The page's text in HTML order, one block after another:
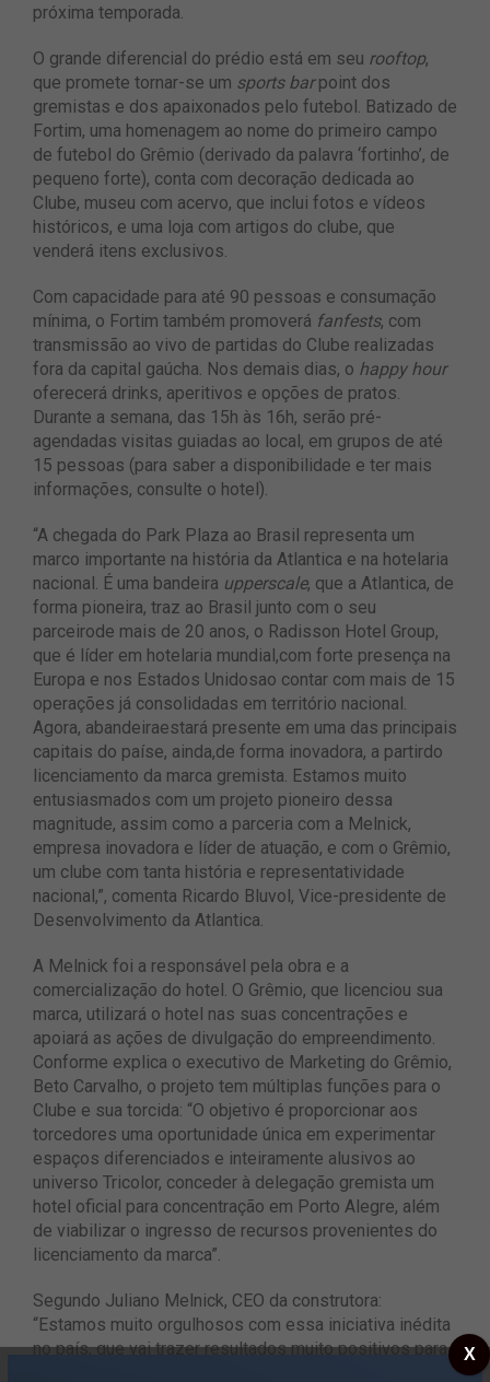
próxima temporada.
O grande diferencial do prédio está em seu rooftop,
que promete tornar-se um sports barpoint dos
gremistas e dos apaixonados pelo futebol. Batizado de
Fortim, uma homenagem ao nome do primeiro campo
de futebol do Grêmio (derivado da palavra ‘fortinho’, de
pequeno forte), conta com decoração dedicada ao
Clube, museu com acervo, que inclui fotos e vídeos
históricos, e uma loja com artigos do clube, que
venderá itens exclusivos.
Com capacidade para até 90 pessoas e consumação
mínima, o Fortim também promoverá fanfests, com
transmissão ao vivo de partidas do Clube realizadas
fora da capital gaúcha. Nos demais dias, o happy hour
oferecerá drinks, aperitivos e opções de pratos.
Durante a semana, das 15h às 16h, serão pré-
agendadas visitas guiadas ao local, em grupos de até
15 pessoas (para saber a disponibilidade e ter mais
informações, consulte o hotel).
“A chegada do Park Plaza ao Brasil representa um
marco importante na história da Atlantica e na hotelaria
nacional. É uma bandeira upperscale, que a Atlantica, de
forma pioneira, traz ao Brasil junto com o seu
parceirode mais de 20 anos, o Radisson Hotel Group,
que é líder em hotelaria mundial,com forte presença na
Europa e nos Estados Unidosao contar com mais de 15
operações já consolidadas em território nacional.
Agora, abandeiraestará presente em uma das principais
capitais do paíse, ainda,de forma inovadora, a partirdo
licenciamento da marca gremista. Estamos muito
entusiasmados com um projeto pioneiro dessa
magnitude, assim como a parceria com a Melnick,
empresa inovadora e líder de atuação, e com o Grêmio,
um clube com tanta história e representatividade
nacional,”, comenta Ricardo Bluvol, Vice-presidente de
Desenvolvimento da Atlantica.
A Melnick foi a responsável pela obra e a
comercialização do hotel. O Grêmio, que licenciou sua
marca, utilizará o hotel nas suas concentrações e
apoiará as ações de divulgação do empreendimento.
Conforme explica o executivo de Marketing do Grêmio,
Beto Carvalho, o projeto tem múltiplas funções para o
Clube e sua torcida: “O objetivo é proporcionar aos
torcedores uma oportunidade única em experimentar
espaços diferenciados e inteiramente alusivos ao
universo Tricolor, conceder à delegação gremista um
hotel oficial para concentração em Porto Alegre, além
de viabilizar o ingresso de recursos provenientes do
licenciamento da marca”.
Segundo Juliano Melnick, CEO da construtora:
“Estamos muito orgulhosos com essa iniciativa inédita
no país, que vai trazer resultados muito positivos para
X